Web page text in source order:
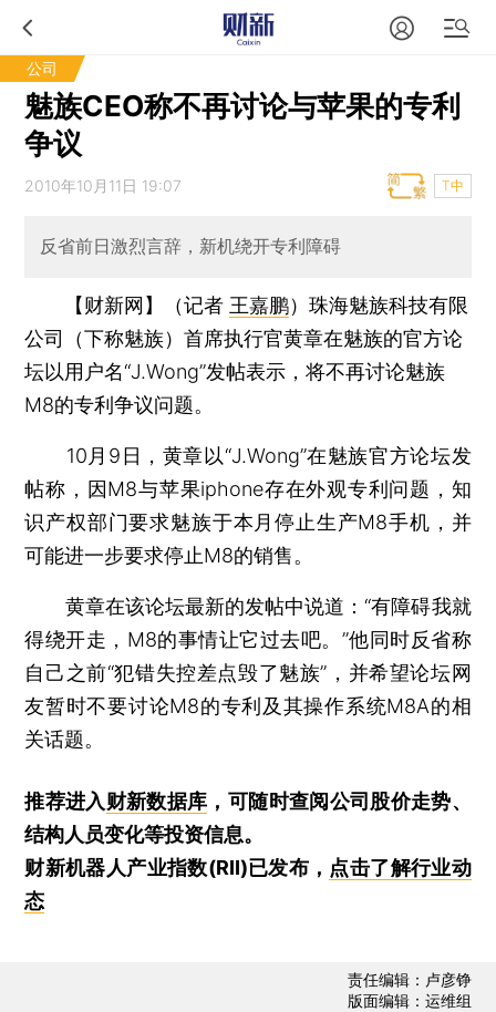
公司
魅族CEO称不再讨论与苹果的专利
争议
2010年10月11日 19:07 T中
反省前日激烈言辞，新机绕开专利障碍
【财新网】（记者 王嘉鹏）珠海魅族科技有限
公司（下称魅族）首席执行官黄章在魅族的官方论
坛以用户名“J.Wong”发帖表示，将不再讨论魅族
M8的专利争议问题。
10月9日，黄章以“J.Wong”在魅族官方论坛发
帖称，因M8与苹果iphone存在外观专利问题，知
识产权部门要求魅族于本月停止生产M8手机，并
可能进一步要求停止M8的销售。
黄章在该论坛最新的发帖中说道：“有障碍我就
得绕开走，M8的事情让它过去吧。”他同时反省称
自己之前“犯错失控差点毁了魅族”，并希望论坛网
友暂时不要讨论M8的专利及其操作系统M8A的相
关话题。
推荐进入财新数据库 ，可随时查阅公司股价走势、
结构人员变化等投资信息。
财新机器人产业指数(RII)已发布， 点击了解行业动
态
责任编辑：卢彦铮
版面编辑：运维组